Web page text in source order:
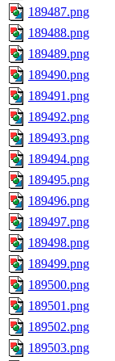
189487.png
189488.png
189489.png
189490.png
189491.png
189492.png
189493.png
189494.png
189495.png
189496.png
189497.png
189498.png
189499.png
189500.png
189501.png
189502.png
189503.png